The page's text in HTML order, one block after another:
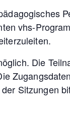
vhs-
Die
Sitzungen